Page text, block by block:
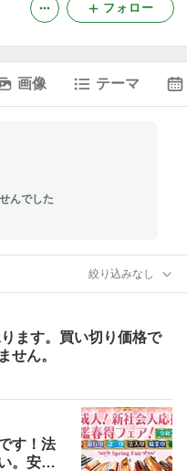
フォロー
画像 テーマ
んでした
絞り込みなし
ます。買い切り価格で
せん。
す！法
。安く